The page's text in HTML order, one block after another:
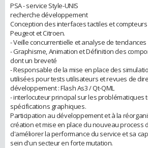
PSA - service Style-UNIS
recherche développement
Conception des interfaces tactiles et
Peugeot et Citroen.
- Veille concurrentielle et analyse de tendances
- Graphisme, Animation et Définition des
dont un breveté
- Responsable de la mise en place des
utilisées pour tests utilisateurs et revues de
développement : Flash As3 / Qt-QML
- interlocuteur principal sur les problématiques
spécifications graphiques.
Participation au développement et à la
création et mise en place du nouveau process
d'améliorer la performance du service et sa
sein d'un secteur en forte mutation.